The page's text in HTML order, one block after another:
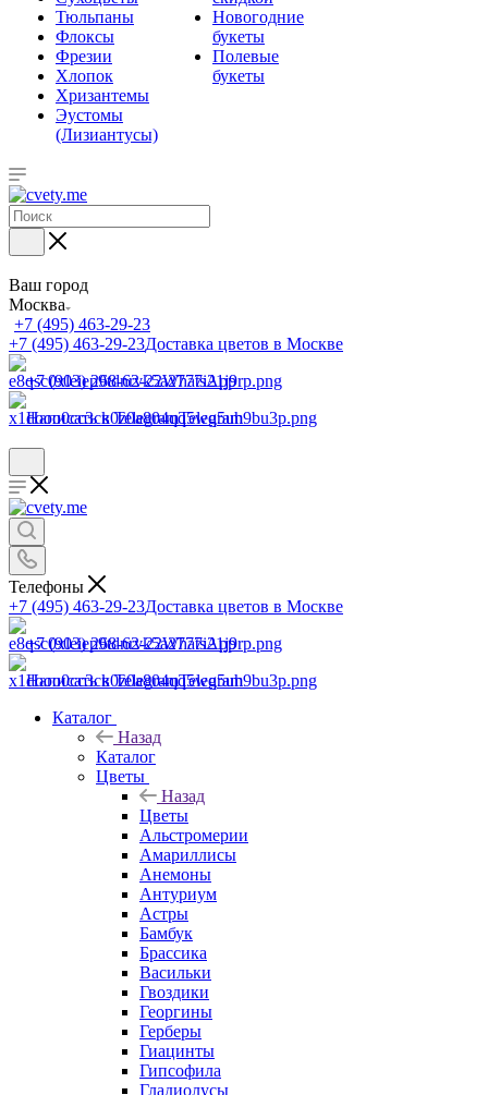
Тюльпаны
Флоксы
Фрезии
Хлопок
Хризантемы
Эустомы
(Лизиантусы)
Новогодние
букеты
Полевые
букеты
Ваш город
Москва
+7 (495) 463-29-23
+7 (495) 463-29-23Доставка цветов в Москве
+7 (903) 268-62-22WhatsApp
Написать в TelegramTelegram
Телефоны
+7 (495) 463-29-23Доставка цветов в Москве
+7 (903) 268-62-22WhatsApp
Написать в TelegramTelegram
Каталог
Назад
Каталог
Цветы
Назад
Цветы
Альстромерии
Амариллисы
Анемоны
Антуриум
Астры
Бамбук
Брассика
Васильки
Гвоздики
Георгины
Герберы
Гиацинты
Гипсофила
Гладиолусы